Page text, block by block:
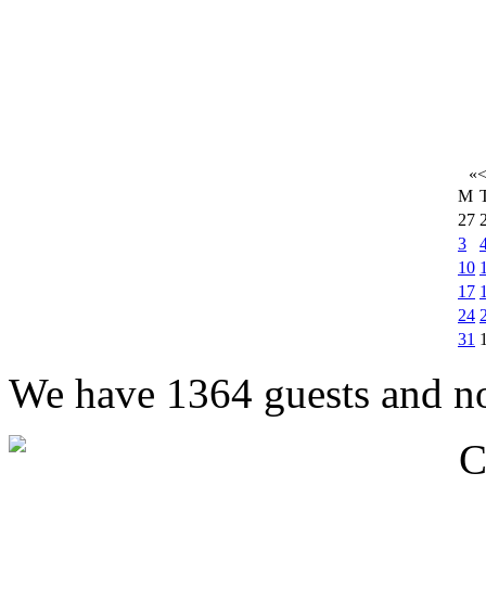
«<
M
27
3
10
17
24
31
We have 1364 guests and